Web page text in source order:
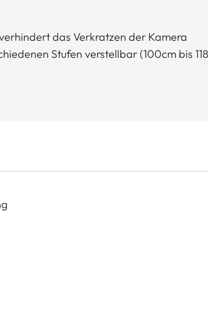
das Verkratzen der Kamera
Stufen verstellbar (100cm bis